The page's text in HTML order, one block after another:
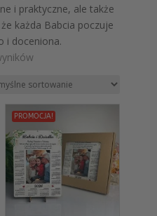
i praktyczne, ale także
każda Babcia poczuje
i doceniona.
PROMOCJA!